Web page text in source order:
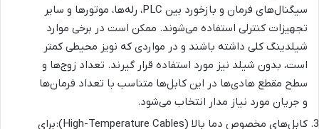
سیگنال‌های فرمان و بازخورد بین PLC، رله‌ها، موتورها و سایر
تجهیزات کنترلی استفاده می‌شوند. ممکن است در برخی موارد
شیلدینگ کلی داشته باشند و در مواردی که نویز محیطی کمتر
است، بدون شیلد نیز مورد استفاده قرار گیرند. تعداد زوج‌ها و
سطح مقطع هادی‌ها در این کابل‌ها متناسب با تعداد فرمان‌ها
و جریان مورد نیاز مدار انتخاب می‌شود.
کابل‌های مخصوص دما بالا (High-Temperature Cables): برای